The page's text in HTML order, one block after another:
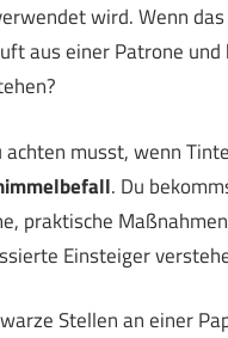
wird. Wenn
aus einer Patrone
musst, wenn
. Du
praktische
Einsteiger
Stellen an einer